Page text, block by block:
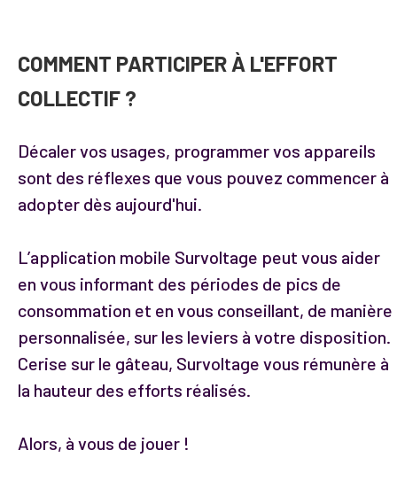
COMMENT PARTICIPER À L'EFFORT
COLLECTIF ?
Décaler vos usages, programmer vos appareils
sont des réflexes que vous pouvez commencer à
adopter dès aujourd'hui.
L’application mobile Survoltage peut vous aider
en vous informant des périodes de pics de
consommation et en vous conseillant, de manière
personnalisée, sur les leviers à votre disposition.
Cerise sur le gâteau, Survoltage vous rémunère à
la hauteur des efforts réalisés.
Alors, à vous de jouer !